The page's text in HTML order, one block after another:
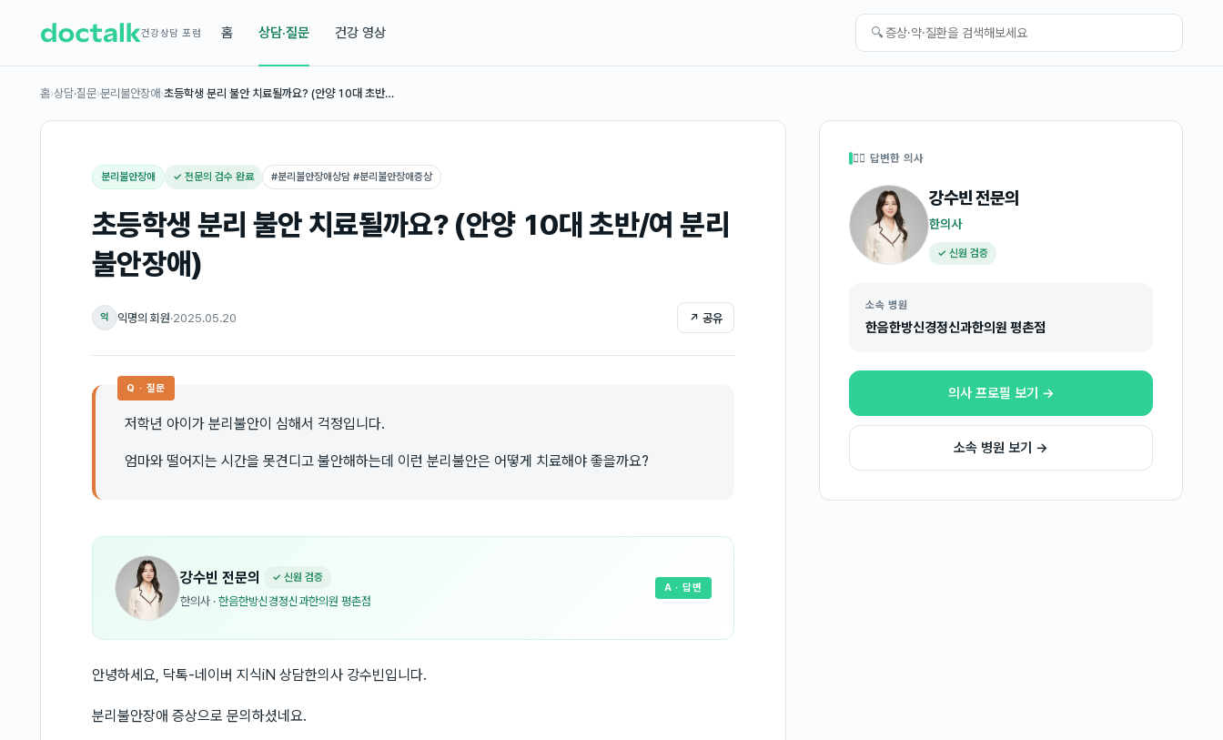
건강상담 포럼 홈 상담·질문 건강 영상 🔍
홈›상담·질문›분리불안장애›초등학생 분리 불안 치료될까요? (안양 10대 초반…
분리불안장애 ✓ 전문의 검수 완료 #분리불안장애상담 #분리불안장애증상
초등학생 분리 불안 치료될까요? (안양 10대 초반/여 분리
불안장애)
익 익명의 회원·2025.05.20 ↗ 공유
Q · 질문
저학년 아이가 분리불안이 심해서 걱정입니다.
엄마와 떨어지는 시간을 못견디고 불안해하는데 이런 분리불안은 어떻게 치료해야 좋을까요?
강수빈 전문의 ✓ 신원 검증
한의사 · 한음한방신경정신과한의원 평촌점
A · 답변
안녕하세요, 닥톡-네이버 지식iN 상담한의사 강수빈입니다.
분리불안장애 증상으로 문의하셨네요.
👩‍⚕️ 답변한 의사
강수빈전문의
한의사
✓ 신원 검증
소속 병원
한음한방신경정신과한의원 평촌점
의사 프로필 보기 →
소속 병원 보기 →